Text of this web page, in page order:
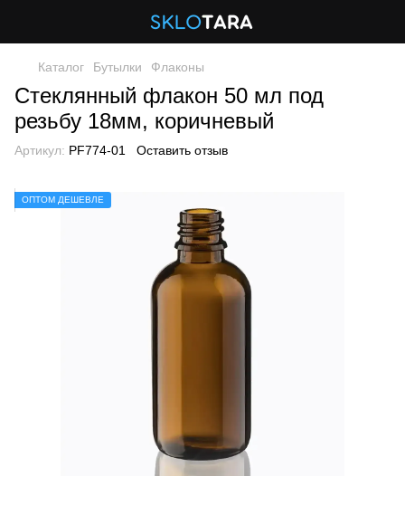
Каталог Бутылки Флаконы
Стеклянный флакон 50 мл под
резьбу 18мм, коричневый
Артикул: PF774-01 Оставить отзыв
ОПТОМ ДЕШЕВЛЕ